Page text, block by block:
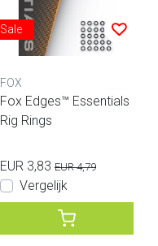
Sale
FOX
Fox Edges™ Essentials
Rig Rings
EUR 3,83 EUR 4,79
Vergelijk